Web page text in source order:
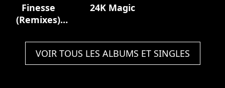
Finesse
(Remixes)
24K Magic
VOIR TOUS LES ALBUMS ET SINGLES